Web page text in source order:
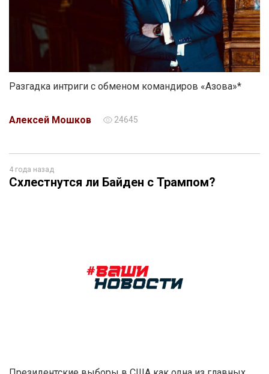
Разгадка интриги с обменом командиров «Азова»*
Алексей Мошков 24645
4 года назад
Схлестнутся ли Байден с Трампом?